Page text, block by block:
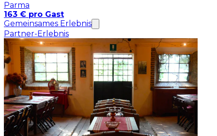
Parma
163 € pro Gast
Gemeinsames Erlebnis
Partner-Erlebnis